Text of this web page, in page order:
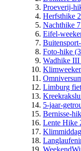
Proeverij-
Herfsthike
Nachthike
Eifel-
Foto-hike
Wadhike III
Limburg
5-jaar-
Bernisse-
Lente Hike